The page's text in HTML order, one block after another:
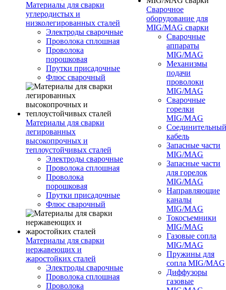
Материалы для сварки
углеродистых и
низколегированных сталей
Электроды сварочные
Проволока сплошная
Проволока
порошковая
Прутки присадочные
Флюс сварочный
Материалы для сварки
легированных
высокопрочных и
теплоустойчивых сталей
Электроды сварочные
Проволока сплошная
Проволока
порошковая
Прутки присадочные
Флюс сварочный
Материалы для сварки
нержавеющих и
жаростойких сталей
Электроды сварочные
Проволока сплошная
Проволока
Сварочное
оборудование для
MIG/MAG сварки
Сварочные
аппараты
MIG/MAG
Механизмы
подачи
проволоки
MIG/MAG
Сварочные
горелки
MIG/MAG
Соединительный
кабель
Запасные части
MIG/MAG
Запасные части
для горелок
MIG/MAG
Направляющие
каналы
MIG/MAG
Токосъемники
MIG/MAG
Газовые сопла
MIG/MAG
Пружины для
сопла MIG/MAG
Диффузоры
газовые